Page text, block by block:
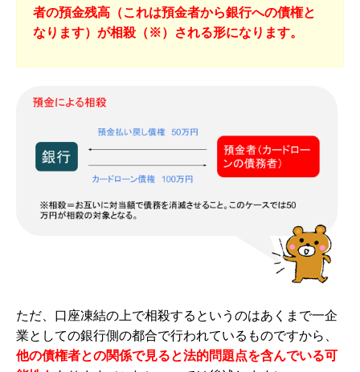
者の預金残高（これは預金者から銀行への債権と
なります）が相殺（※）される形になります。
ただ、口座凍結の上で相殺するというのはあくまで一企
業としての銀行側の都合で行われているものですから、
他の債権者との関係で見ると法的問題点を含んでいる可